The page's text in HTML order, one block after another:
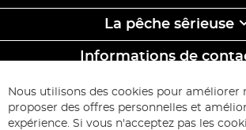
La pêche sêrieuse
Informations de
ABONNEZ-VOUS &
Inscription
à
Nous utilisons des cookies pour améliorer
proposer des offres personnelles et
expérience. Si vous n'acceptez pas les